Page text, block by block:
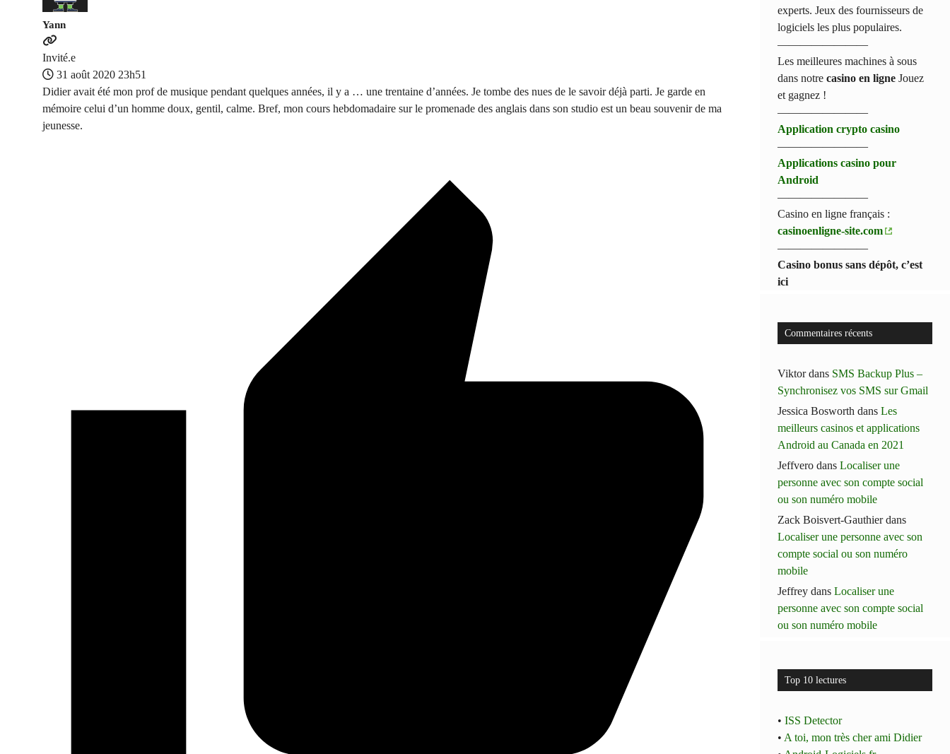
Yann
Invité.e
31 août 2020 23h51
Didier avait été mon prof de musique pendant quelques années, il y a … une trentaine d’années. Je tombe des nues de le savoir déjà parti. Je garde en
mémoire celui d’un homme doux, gentil, calme. Bref, mon cours hebdomadaire sur le promenade des anglais dans son studio est un beau souvenir de ma
jeunesse.
experts. Jeux des fournisseurs de
logiciels les plus populaires.
————————
Les meilleures machines à sous
dans notrecasino en ligne Jouez
et gagnez !
————————
Application crypto casino
————————
Applications casino pour
Android
————————
Casino en ligne français :
casinoenligne-site.com
————————
Casino bonus sans dépôt, c’est
ici
Commentaires récents
Viktordans SMS Backup Plus –
Synchronisez vos SMS sur Gmail
Jessica Bosworth dansLes
meilleurs casinos et applications
Android au Canada en 2021
Jeffvero dansLocaliser une
personne avec son compte social
ou son numéro mobile
Zack Boisvert-Gauthierdans
Localiser une personne avec son
compte social ou son numéro
mobile
Jeffrey dansLocaliser une
personne avec son compte social
ou son numéro mobile
Top 10 lectures
•ISS Detector
• A toi, mon très cher ami Didier